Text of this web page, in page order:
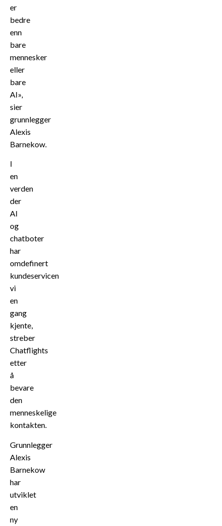
er
bedre
enn
bare
mennesker
eller
bare
AI»,
sier
grunnlegger
Alexis
Barnekow.
I
en
verden
der
AI
og
chatboter
har
omdefinert
kundeservicen
vi
en
gang
kjente,
streber
Chatflights
etter
å
bevare
den
menneskelige
kontakten.
Grunnlegger
Alexis
Barnekow
har
utviklet
en
ny